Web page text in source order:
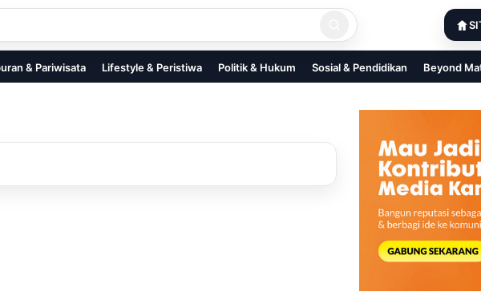
& Pariwisata Lifestyle & Peristiwa Politik & Hukum Sosial & Pendidikan Beyond